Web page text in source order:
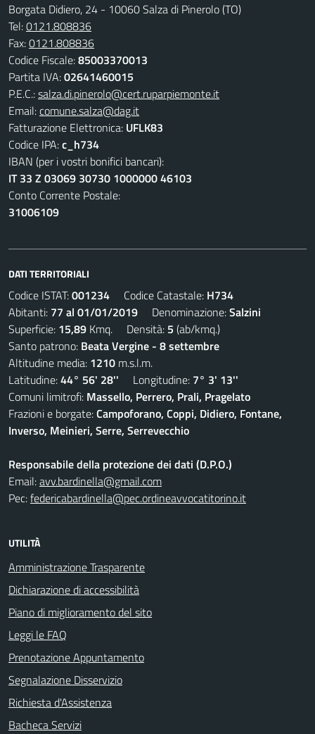
Borgata Didiero, 24 - 10060 Salza di Pinerolo (TO)
Tel:0121.808836
Fax:0121.808836
Codice Fiscale:85003370013
Partita IVA:02641460015
P.E.C.:salza.di.pinerolo@cert.ruparpiemonte.it
Email:comune.salza@dag.it
Fatturazione Elettronica: UFLK83
Codice IPA:c_h734
IBAN (per i vostri bonifici bancari):
IT 33 Z 03069 30730 1000000 46103
Conto Corrente Postale:
31006109
DATI TERRITORIALI
Codice ISTAT:001234 Codice Catastale: H734
Abitanti: 77 al 01/01/2019 Denominazione:Salzini
Superficie: 15,89 Kmq. Densità: 5 (ab/kmq.)
Santo patrono: Beata Vergine - 8 settembre
Altitudine media: 1210 m.s.l.m.
Latitudine:44° 56' 28'' Longitudine: 7° 3' 13''
Comuni limitrofi: Massello, Perrero, Prali, Pragelato
Frazioni e borgate:Campoforano, Coppi, Didiero, Fontane,
Inverso, Meinieri, Serre, Serrevecchio
Responsabile della protezione dei dati (D.P.O.)
Email:avv.bardinella@gmail.com
Pec:federicabardinella@pec.ordineavvocatitorino.it
UTILITÀ
Amministrazione Trasparente
Dichiarazione di accessibilità
Piano di miglioramento del sito
Leggi le FAQ
Prenotazione Appuntamento
Segnalazione Disservizio
Richiesta d'Assistenza
Bacheca Servizi